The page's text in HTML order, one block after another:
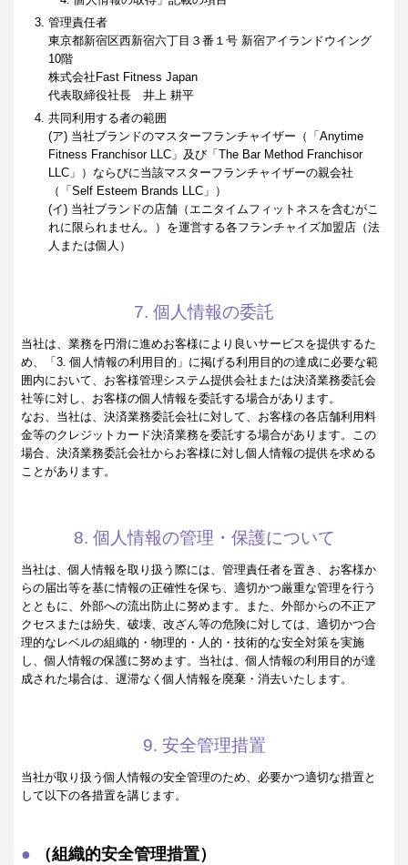
管理責任者
東京都新宿区西新宿六丁目３番１号 新宿アイランドウイング
10階
株式会社Fast Fitness Japan
代表取締役社長 井上 耕平
共同利用する者の範囲
(ア) 当社ブランドのマスターフランチャイザー（「Anytime
Fitness Franchisor LLC」及び「The Bar Method Franchisor
LLC」）ならびに当該マスターフランチャイザーの親会社
（「Self Esteem Brands LLC」）
(イ) 当社ブランドの店舗（エニタイムフィットネスを含むがこ
れに限られません。）を運営する各フランチャイズ加盟店（法
人または個人）
7. 個人情報の委託
当社は、業務を円滑に進めお客様により良いサービスを提供するた
め、「3. 個人情報の利用目的」に掲げる利用目的の達成に必要な範
囲内において、お客様管理システム提供会社または決済業務委託会
社等に対し、お客様の個人情報を委託する場合があります。
なお、当社は、決済業務委託会社に対して、お客様の各店舗利用料
金等のクレジットカード決済業務を委託する場合があります。この
場合、決済業務委託会社からお客様に対し個人情報の提供を求める
ことがあります。
8. 個人情報の管理・保護について
当社は、個人情報を取り扱う際には、管理責任者を置き、お客様か
らの届出等を基に情報の正確性を保ち、適切かつ厳重な管理を行う
とともに、外部への流出防止に努めます。また、外部からの不正ア
クセスまたは紛失、破壊、改ざん等の危険に対しては、適切かつ合
理的なレベルの組織的・物理的・人的・技術的な安全対策を実施
し、個人情報の保護に努めます。当社は、個人情報の利用目的が達
成された場合は、遅滞なく個人情報を廃棄・消去いたします。
9. 安全管理措置
当社が取り扱う個人情報の安全管理のため、必要かつ適切な措置と
して以下の各措置を講じます。
（組織的安全管理措置）